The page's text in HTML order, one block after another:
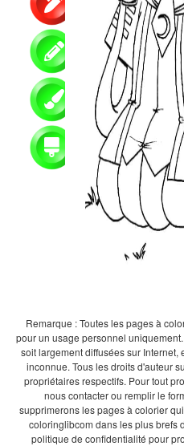
Remarque : Toutes les pages à
pour un usage personnel
soit largement diffusées sur
inconnue. Tous les droits d'auteur
propriétaires respectifs. Pour tout
nous contacter ou remplir le
supprimerons les pages à colorier
coloringlibcom dans les plus brefs
politique de confidentialité pour